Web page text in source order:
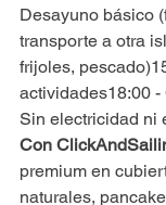
Desayuno básico
transporte a otra
frijoles,
actividades18:00 -
Sin electricidad ni
Con
premium en
naturales,